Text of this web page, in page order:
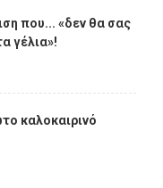
που... «δεν θα σας
γέλια»!
καλοκαιρινό